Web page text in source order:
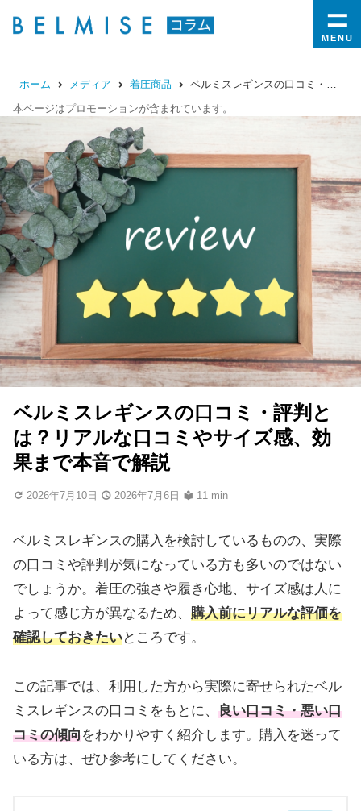
MENU
ホーム メディア 着圧商品
ベルミスレギンスの口コミ・評判とは？リアルな口コミやサイズ感、効果まで本音で解説
本ページはプロモーションが含まれています。
ベルミスレギンスの口コミ・評判と
は？リアルな口コミやサイズ感、効
果まで本音で解説
2026年7月10日 2026年7月6日 11 min
ベルミスレギンスの購入を検討しているものの、実際
の口コミや評判が気になっている方も多いのではない
でしょうか。着圧の強さや履き心地、サイズ感は人に
よって感じ方が異なるため、 購入前にリアルな評価を
確認しておきたいところです。
この記事では、利用した方から実際に寄せられたベル
ミスレギンスの口コミをもとに、 良い口コミ・悪い口
コミの傾向をわかりやすく紹介します。購入を迷って
いる方は、ぜひ参考にしてください。